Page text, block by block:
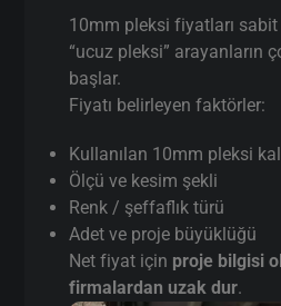
10mm pleksi fiyatları sabit
“ucuz pleksi” arayanların
başlar.
Fiyatı belirleyen faktörler:
Kullanılan 10mm pleksi
Ölçü ve kesim şekli
Renk / şeffaflık türü
Adet ve proje büyüklüğü
Net fiyat için proje bilgisi
firmalardan uzak dur.